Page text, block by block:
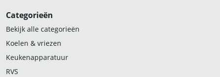
Categorieën
Bekijk alle categorieën
Koelen & vriezen
Keukenapparatuur
RVS